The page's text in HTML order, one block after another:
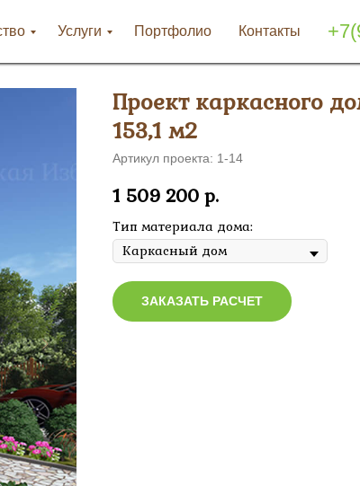
Услуги Портфолио Контакты
Проект каркасного
153,1 м2
Артикул проекта: 1-14
1 509 200 р.
Тип материала дома:
ЗАКАЗАТЬ РАСЧЕТ